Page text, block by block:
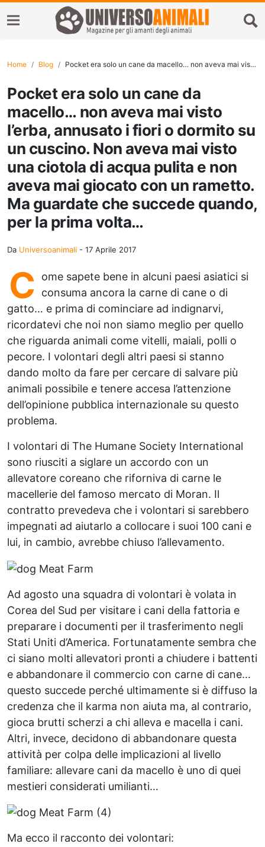
Home Blog Pocket era solo un cane da macello… non aveva mai visto l’erba, annusato i fiori o dormito su un cuscino. Non aveva mai visto una ciotola di acqua pulita e non aveva mai giocato con un rametto. Ma guardate che succede quando, per la prima volta…
Pocket era solo un cane da
macello… non aveva mai visto
l’erba, annusato i fiori o dormito su
un cuscino. Non aveva mai visto
una ciotola di acqua pulita e non
aveva mai giocato con un rametto.
Ma guardate che succede quando,
per la prima volta…
Da Universoanimali - 17 Aprile 2017
C
ome sapete bene in alcuni paesi asiatici si
consuma ancora la carne di cane o di
gatto… e prima di cominciare ad indignarvi,
ricordatevi che noi non siamo meglio per quello
che riguarda animali come vitelli, maiali, polli o
pecore. I volontari degli altri paesi si stanno
dando molto da fare per cercare di salvare più
animali possibile e tenere accesa l’attenzione
dell’opinione pubblica internazionale su questo
problema.
I volontari di The Humane Society International
sono riusciti a siglare un accordo con un
allevatore coreano che riforniva di carne le
macellerie del famoso mercato di Moran. Il
contratto prevedeva che i volontari si sarebbero
impegnati ad aiutarlo a collocare i suoi 100 cani e
lui, in cambio, avrebbe chiuso l’allevamento.
Ad agosto una squadra di volontari è volata in
Corea del Sud per visitare i cani della fattoria e
preparare i documenti per il trasferimento negli
Stati Uniti d’America. Fortunatamente sembra che
ci siano molti allevatori pronti a chiudere i battenti
e abbandonare il commercio con carne di cane…
questo succede perché ultimamente si è diffuso la
credenza che il karma non aiuta ma, al contrario,
gioca brutti scherzi a chi alleva e macella i cani.
Altri, invece, decidono di abbandonare questa
attività per colpa delle implicazioni al livello
familiare: allevare cani da macello è uno di quei
mestieri considerati umilianti…
Ma ecco il racconto dei volontari: